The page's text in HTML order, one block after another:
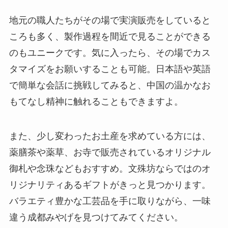
地元の職人たちがその場で実演販売をしていると
ころも多く、製作過程を間近で見ることができる
のもユニークです。気に入ったら、その場でカス
タマイズをお願いすることも可能。日本語や英語
で簡単な会話に挑戦してみると、中国の温かなお
もてなし精神に触れることもできますよ。
また、少し変わったお土産を求めている方には、
薬膳茶や薬草、お寺で販売されているオリジナル
御札や念珠などもおすすめ。文殊坊ならではのオ
リジナリティあるギフトがきっと見つかります。
バラエティ豊かな工芸品を手に取りながら、一味
違う成都みやげを見つけてみてください。